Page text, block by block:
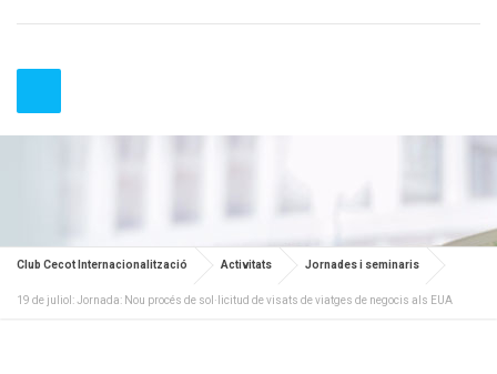
Club Cecot Internacionalització Activitats Jornades i seminaris
19 de juliol: Jornada: Nou procés de sol·licitud de visats de viatges de negocis als EUA